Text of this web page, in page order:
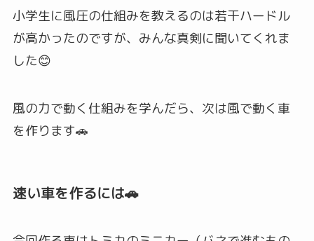
小学生に風圧の仕組みを教えるのは若干ハードル
が高かったのですが、みんな真剣に聞いてくれま
した😊
風の力で動く仕組みを学んだら、次は風で動く車
を作ります🚗
速い車を作るには🚗